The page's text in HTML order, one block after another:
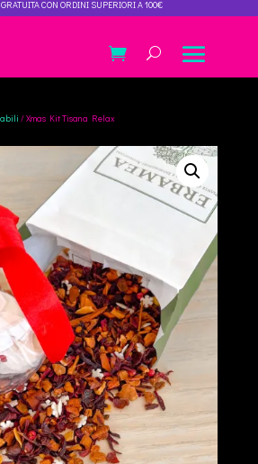
CON ORDINI SUPERIORI A 100€
/ Xmas Kit Tisana Relax